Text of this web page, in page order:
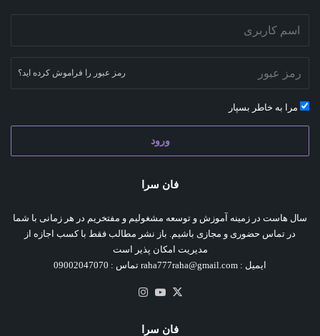
رمز عبور را فراموش کرده اید؟
مرا به خاطر بسپار
ورود
فان سرا
سال هاست در زمینه آموزش و توسعه مشغولیم و مفتخریم در هر زمانی با شما
در تماس حضوری و مجازی باشیم. باز نشر مطالب فقط با کسب اجازه از
مدیریت امکان پذیر است
ایمیل : raha777raha@gmail.com تماس : 09002047070
X یوتیوب
فان سرا